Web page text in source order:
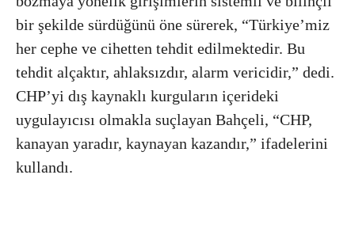
bir şekilde sürdüğünü öne sürerek, “Türkiye’miz
her cephe ve cihetten tehdit edilmektedir. Bu
tehdit alçaktır, ahlaksızdır, alarm vericidir,” dedi.
CHP’yi dış kaynaklı kurguların içerideki
uygulayıcısı olmakla suçlayan Bahçeli, “CHP,
kanayan yaradır, kaynayan kazandır,” ifadelerini
kullandı.